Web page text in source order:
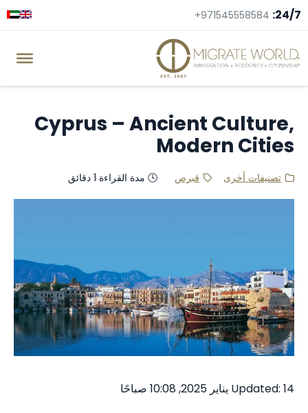
24/7:
+971545558584
Cyprus – Ancient Culture,
Modern Cities
تصنيفات أخرى قبرص 🕓 مدة القراءة 1 دقائق
Updated: 14 يناير 2025, 10:08 صباحًا